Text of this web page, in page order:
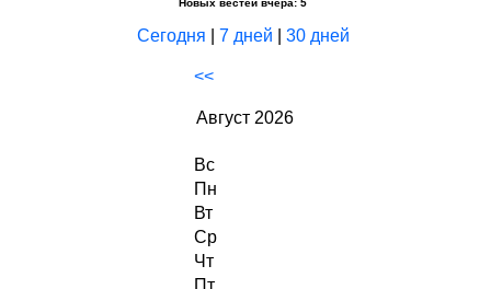
Новых вестей вчера: 5
Сегодня 7 дней 30 дней
<<
Август 2026
Вс
Пн
Вт
Ср
Чт
Пт